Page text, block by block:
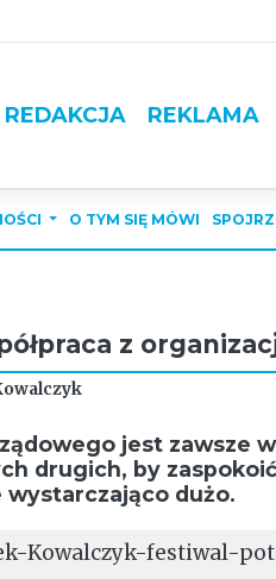
REDAKCJA REKLAMA
O TYM SIĘ MÓWI
z
jest zawsze
drugich, by
dużo.